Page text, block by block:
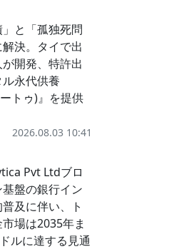
」と「孤独死問
決。タイで出
開発、特許出
永代供養
ートゥ)』を提供
2026.08.03 10:41
Pvt Ltdブロ
盤の銀行イン
及に伴い、ト
場は2035年ま
ルに達する見通